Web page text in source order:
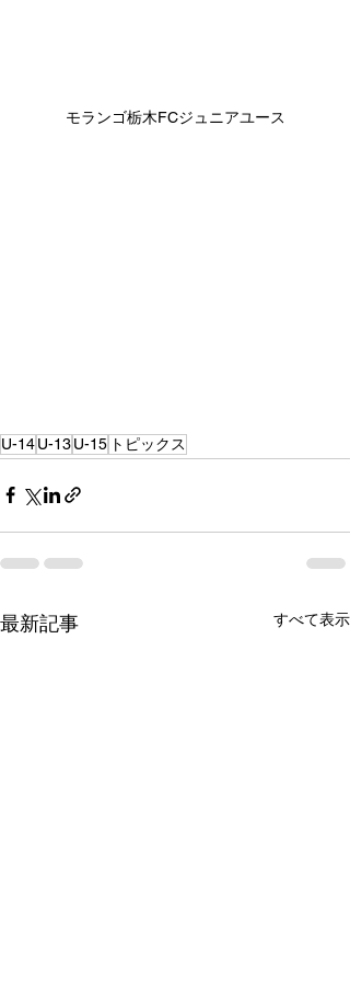
モランゴ栃木FCジュニアユース
U-14U-13U-15 トピックス
最新記事 すべて表示